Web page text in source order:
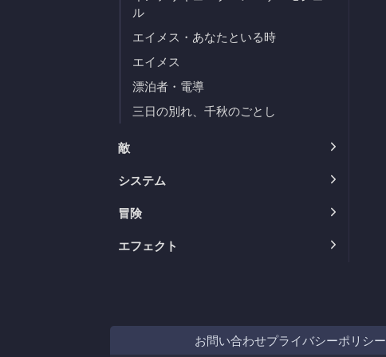
ル
エイメス・あなたといる時
エイメス
漂泊者・電導
三日の別れ、千秋のごとし
敵
システム
冒険
エフェクト
お問い合わせプライバシーポリシー